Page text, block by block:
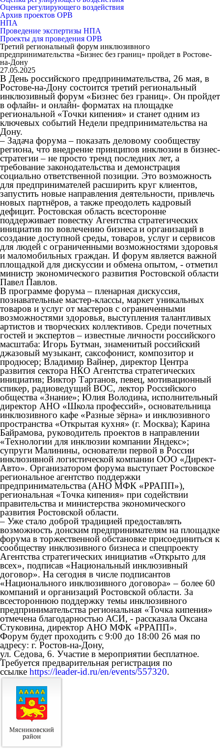
Оценка регулирующего воздействия
Архив проектов ОРВ
НПА
Проведение экспертизы НПА
Проекты для проведения ОРВ
Третий региональный форум инклюзивного
предпринимательства «Бизнес без границ» пройдет в Ростове-
на-Дону
27.05.2025
В День российского предпринимательства, 26 мая, в
Ростове-на-Дону состоится третий региональный
инклюзивный форум «Бизнес без границ». Он пройдет
в офлайн- и онлайн- форматах на площадке
региональной «Точки кипения» и станет одним из
ключевых событий Недели предпринимательства на
Дону.
– Задача форума – показать деловому сообществу
региона, что внедрение принципов инклюзии в бизнес-
стратегии – не просто тренд последних лет, а
требование законодательства и демонстрация
социально ответственной позиции. Это возможность
для предпринимателей расширить круг клиентов,
запустить новые направления деятельности, привлечь
новых партнёров, а также преодолеть кадровый
дефицит. Ростовская область всесторонне
поддерживает повестку Агентства стратегических
инициатив по вовлечению бизнеса и организаций в
создание доступной среды, товаров, услуг и сервисов
для людей с ограниченными возможностями здоровья
и маломобильных граждан. И форум является важной
площадкой для дискуссии и обмена опытом, - отметил
министр экономического развития Ростовской области
Павел Павлов.
В программе форума – пленарная дискуссия,
познавательные мастер-классы, маркет уникальных
товаров и услуг от мастеров с ограниченными
возможностями здоровья, выступления талантливых
артистов и творческих коллективов. Среди почетных
гостей и экспертов – известные личности российского
масштаба: Игорь Бутман, знаменитый российский
джазовый музыкант, саксофонист, композитор и
продюсер; Владимир Вайнер, директор Центра
развития сектора НКО Агентства стратегических
инициатив; Виктор Тартанов, певец, мотивационный
спикер, радиоведущий ВОС, лектор Российского
общества «Знание»; Юлия Володина, исполнительный
директор АНО «Школа профессий», основательница
инклюзивного кафе «Разные зёрна» и инклюзивного
пространства «Открытая кухня» (г. Москва); Карина
Байрамова, руководитель проектов в направлении
«Технологии для инклюзии компании Яндекс»;
супруги Малинины, основатели первой в России
инклюзивной логистической компании ООО «Директ-
Авто». Организатором форума выступает Ростовское
региональное агентство поддержки
предпринимательства (АНО МФК «РРАПП»),
региональная «Точка кипения» при содействии
правительства и министерства экономического
развития Ростовской области.
– Уже стало доброй традицией предоставлять
возможность донским предпринимателям на площадке
форума в торжественной обстановке присоединиться к
сообществу инклюзивного бизнеса и спецпроекту
Агентства стратегических инициатив «Открыто для
всех», подписав «Национальный инклюзивный
договор». На сегодня в числе подписантов
«Национального инклюзивного договора» – более 60
компаний и организаций Ростовской области. За
всестороннюю поддержку темы инклюзивного
предпринимательства региональная «Точка кипения»
отмечена благодарностью АСИ, - рассказала Оксана
Стуковина, директор АНО МФК «РРАПП».
Форум будет проходить с 9:00 до 18:00 26 мая по
адресу: г. Ростов-на-Дону,
ул. Седова, 6. Участие в мероприятии бесплатное.
Требуется предварительная регистрация по
ссылке https://leader-id.ru/en/events/557320.